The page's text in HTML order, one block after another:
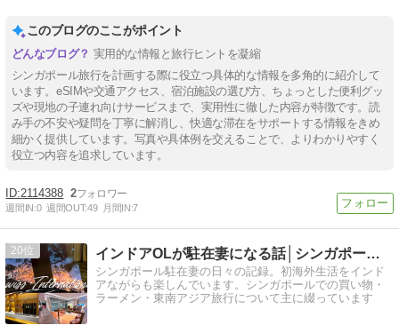
このブログのここがポイント
実用的な情報と旅行ヒントを凝縮
シンガポール旅行を計画する際に役立つ具体的な情報を多角的に紹介して
います。eSIMや交通アクセス、宿泊施設の選び方、ちょっとした便利グッ
ズや現地の子連れ向けサービスまで、実用性に徹した内容が特徴です。読
み手の不安や疑問を丁寧に解消し、快適な滞在をサポートする情報をきめ
細かく提供しています。写真や具体例を交えることで、よりわかりやすく
役立つ内容を追求しています。
2114388 2
週間IN:0 週間OUT:49 月間IN:7
20 インドアOLが駐在妻になる話│シンガポール駐在妻
シンガポール駐在妻の日々の記録。初海外生活をインド
アながらも楽しんでいます。シンガポールでの買い物・
ラーメン・東南アジア旅行について主に綴っています